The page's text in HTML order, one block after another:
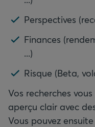
Perspectives
Finances
...)
Risque (Beta,
Vos recherches
aperçu clair avec
Vous pouvez